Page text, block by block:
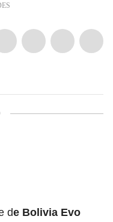
de Bolivia Evo